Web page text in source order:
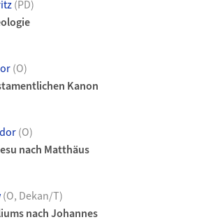
(PD)
(O)
Kanon
(O)
nach Matthäus
(O, Dekan/T)
nach Johannes